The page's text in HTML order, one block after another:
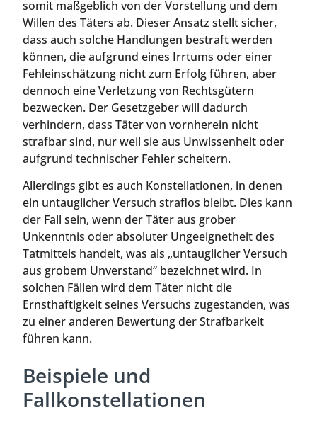
somit maßgeblich von der Vorstellung und dem
Willen des Täters ab. Dieser Ansatz stellt sicher,
dass auch solche Handlungen bestraft werden
können, die aufgrund eines Irrtums oder einer
Fehleinschätzung nicht zum Erfolg führen, aber
dennoch eine Verletzung von Rechtsgütern
bezwecken. Der Gesetzgeber will dadurch
verhindern, dass Täter von vornherein nicht
strafbar sind, nur weil sie aus Unwissenheit oder
aufgrund technischer Fehler scheitern.
Allerdings gibt es auch Konstellationen, in denen
ein untauglicher Versuch straflos bleibt. Dies kann
der Fall sein, wenn der Täter aus grober
Unkenntnis oder absoluter Ungeeignetheit des
Tatmittels handelt, was als „untauglicher Versuch
aus grobem Unverstand“ bezeichnet wird. In
solchen Fällen wird dem Täter nicht die
Ernsthaftigkeit seines Versuchs zugestanden, was
zu einer anderen Bewertung der Strafbarkeit
führen kann.
Beispiele und
Fallkonstellationen